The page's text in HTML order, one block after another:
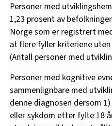
Personer med
1,23 prosent av
Norge som er registrert
at flere fyller kriteriene
(Antall personer med
Personer med kognitive
sammenlignbare med
denne diagnosen dersom
eller sykdom etter fylte 18